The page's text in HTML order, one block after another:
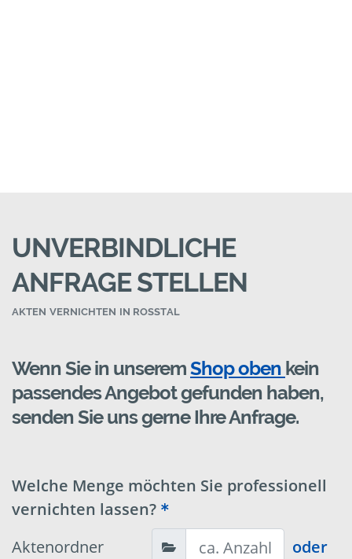
UNVERBINDLICHE
ANFRAGE STELLEN
AKTEN VERNICHTEN IN ROSSTAL
Wenn Sie in unseremShop oben kein
passendes Angebot gefunden haben,
senden Sie uns gerne Ihre Anfrage.
Welche Menge möchten Sie professionell
vernichten lassen?
Aktenordner
oder